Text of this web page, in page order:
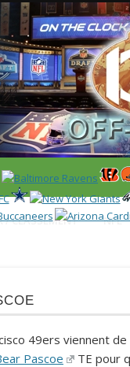
/ CLASSEMENT NFL
49ers viennent
Pascoe TE pour